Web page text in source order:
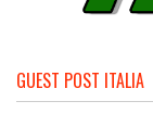
GUEST POST ITALIA